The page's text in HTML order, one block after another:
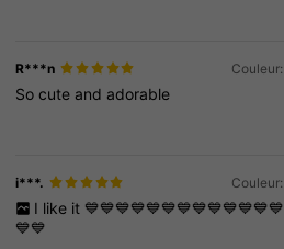
R***n
Socute and adorable
i***.
I like it
💙💙